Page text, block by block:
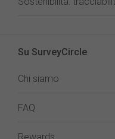
Su SurveyCircle
Chi siamo
FAQ